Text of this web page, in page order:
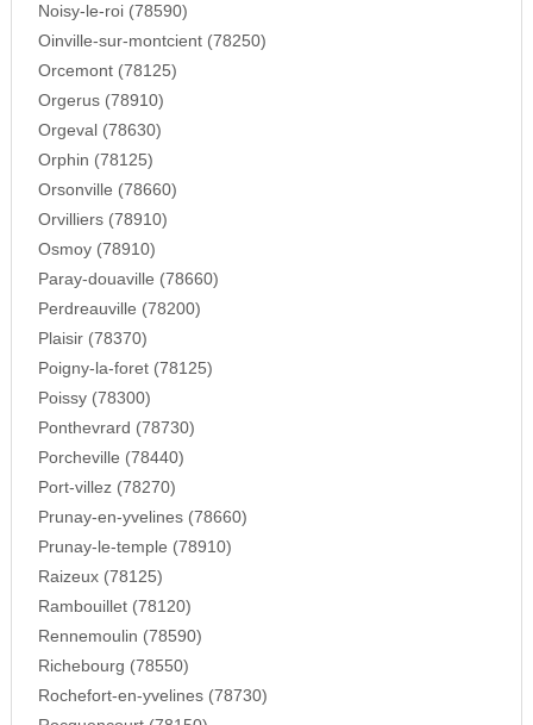
Noisy-le-roi (78590)
Oinville-sur-montcient (78250)
Orcemont (78125)
Orgerus (78910)
Orgeval (78630)
Orphin (78125)
Orsonville (78660)
Orvilliers (78910)
Osmoy (78910)
Paray-douaville (78660)
Perdreauville (78200)
Plaisir (78370)
Poigny-la-foret (78125)
Poissy (78300)
Ponthevrard (78730)
Porcheville (78440)
Port-villez (78270)
Prunay-en-yvelines (78660)
Prunay-le-temple (78910)
Raizeux (78125)
Rambouillet (78120)
Rennemoulin (78590)
Richebourg (78550)
Rochefort-en-yvelines (78730)